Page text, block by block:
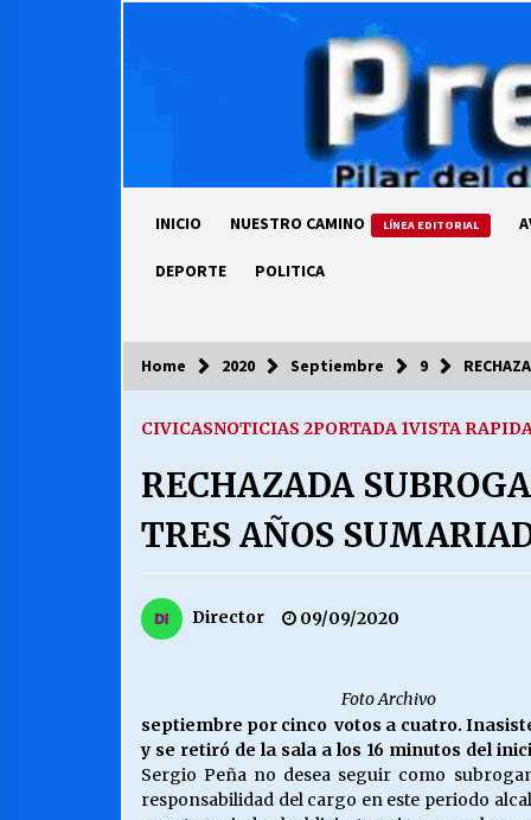
INICIO NUESTRO CAMINO LÍNEA EDITORIAL
DEPORTE POLITICA
COLUMNISTA
luz… ¿Y cuándo van a bajar?
03/08/2026
13/07/2026
16/06/2026
S.O.S. a los ricos, Save Our Souls
(Salvar Nuestras Almas)
Home 2020 Septiembre 9
CIVICASNOTICIAS 2PORTADA 1VISTA
RECHAZADA
TRES AÑOS
Director 09/09/2020
Foto Archivo
septiembre por cinco votos a cuatro.
y se retiró de la sala a los 16 minutos del
Sergio Peña no desea seguir como
responsabilidad del cargo en este periodo